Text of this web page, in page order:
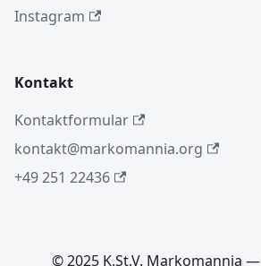
Instagram
Kontakt
Kontaktformular
kontakt@markomannia.org
+49 251 22436
© 2025 K.St.V. Markomannia —